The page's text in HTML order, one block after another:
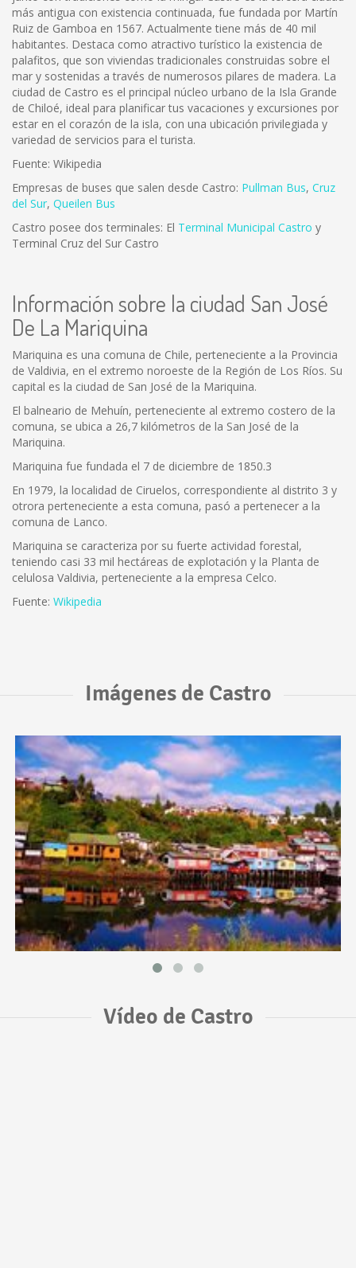
más antigua con existencia continuada, fue fundada por Martín
Ruiz de Gamboa en 1567. Actualmente tiene más de 40 mil
habitantes. Destaca como atractivo turístico la existencia de
palafitos, que son viviendas tradicionales construidas sobre el
mar y sostenidas a través de numerosos pilares de madera. La
ciudad de Castro es el principal núcleo urbano de la Isla Grande
de Chiloé, ideal para planificar tus vacaciones y excursiones por
estar en el corazón de la isla, con una ubicación privilegiada y
variedad de servicios para el turista.
Fuente: Wikipedia
Empresas de buses que salen desde Castro: Pullman Bus, Cruz
del Sur, Queilen Bus
Castro posee dos terminales: El Terminal Municipal Castro y
Terminal Cruz del Sur Castro
Información sobre la ciudad San José
De La Mariquina
Mariquina es una comuna de Chile, perteneciente a la Provincia
de Valdivia, en el extremo noroeste de la Región de Los Ríos. Su
capital es la ciudad de San José de la Mariquina.
El balneario de Mehuín, perteneciente al extremo costero de la
comuna, se ubica a 26,7 kilómetros de la San José de la
Mariquina.
Mariquina fue fundada el 7 de diciembre de 1850.3
En 1979, la localidad de Ciruelos, correspondiente al distrito 3 y
otrora perteneciente a esta comuna, pasó a pertenecer a la
comuna de Lanco.
Mariquina se caracteriza por su fuerte actividad forestal,
teniendo casi 33 mil hectáreas de explotación y la Planta de
celulosa Valdivia, perteneciente a la empresa Celco.
Fuente: Wikipedia
Imágenes de Castro
Vídeo de Castro